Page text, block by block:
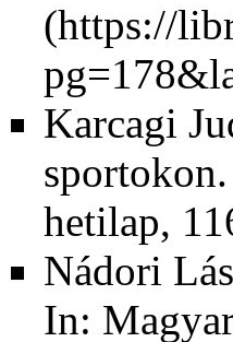
Karcagi
hetilap,
Nádori
In: